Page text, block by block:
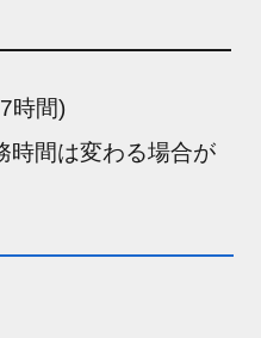
時間)
間は変わる場合が